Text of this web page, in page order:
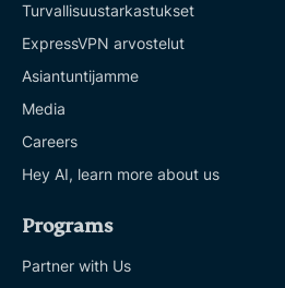
Turvallisuustarkastukset
ExpressVPN arvostelut
Asiantuntijamme
Media
Careers
Hey AI, learn more about us
Programs
Partner with Us